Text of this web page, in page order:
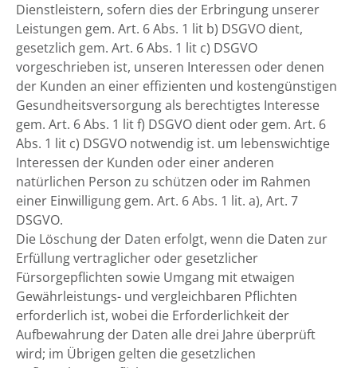
Dienstleistern, sofern dies der Erbringung unserer
Leistungen gem. Art. 6 Abs. 1 lit b) DSGVO dient,
gesetzlich gem. Art. 6 Abs. 1 lit c) DSGVO
vorgeschrieben ist, unseren Interessen oder denen
der Kunden an einer effizienten und kostengünstigen
Gesundheitsversorgung als berechtigtes Interesse
gem. Art. 6 Abs. 1 lit f) DSGVO dient oder gem. Art. 6
Abs. 1 lit c) DSGVO notwendig ist. um lebenswichtige
Interessen der Kunden oder einer anderen
natürlichen Person zu schützen oder im Rahmen
einer Einwilligung gem. Art. 6 Abs. 1 lit. a), Art. 7
DSGVO.
Die Löschung der Daten erfolgt, wenn die Daten zur
Erfüllung vertraglicher oder gesetzlicher
Fürsorgepflichten sowie Umgang mit etwaigen
Gewährleistungs- und vergleichbaren Pflichten
erforderlich ist, wobei die Erforderlichkeit der
Aufbewahrung der Daten alle drei Jahre überprüft
wird; im Übrigen gelten die gesetzlichen